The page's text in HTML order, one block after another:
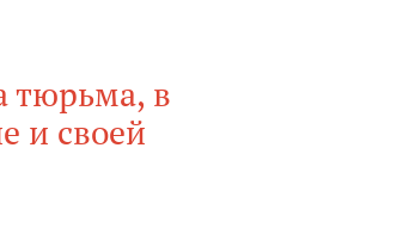
тюрьма, в
и своей